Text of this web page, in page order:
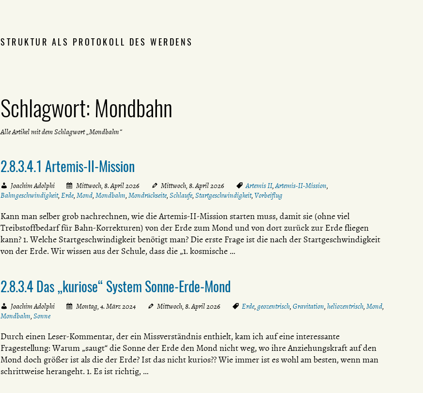
STRUKTUR ALS PROTOKOLL DES WERDENS
Schlagwort: Mondbahn
Alle Artikel mit dem Schlagwort „Mondbahn“
2.8.3.4.1 Artemis-II-Mission
Joachim Adolphi Mittwoch, 8. April 2026 Mittwoch, 8. April 2026 Artemis II,Artemis-II-Mission,
Bahngeschwindigkeit, Erde, Mond, Mondbahn, Mondrückseite, Schlaufe, Startgeschwindigkeit, Vorbeiflug
Kann man selber grob nachrechnen, wie die Artemis-II-Mission starten muss, damit sie (ohne viel
Treibstoffbedarf für Bahn-Korrekturen) von der Erde zum Mond und von dort zurück zur Erde fliegen
kann? 1. Welche Startgeschwindigkeit benötigt man? Die erste Frage ist die nach der Startgeschwindigkeit
von der Erde. Wir wissen aus der Schule, dass die „1. kosmische …
2.8.3.4 Das „kuriose“ System Sonne-Erde-Mond
Joachim Adolphi Montag, 4. März 2024 Mittwoch, 8. April 2026 Erde,geozentrisch,Gravitation,heliozentrisch,Mond,
Mondbahn, Sonne
Durch einen Leser-Kommentar, der ein Missverständnis enthielt, kam ich auf eine interessante
Fragestellung: Warum „saugt“ die Sonne der Erde den Mond nicht weg, wo ihre Anziehungskraft auf den
Mond doch größer ist als die der Erde? Ist das nicht kurios?? Wie immer ist es wohl am besten, wenn man
schrittweise herangeht. 1. Es ist richtig, …